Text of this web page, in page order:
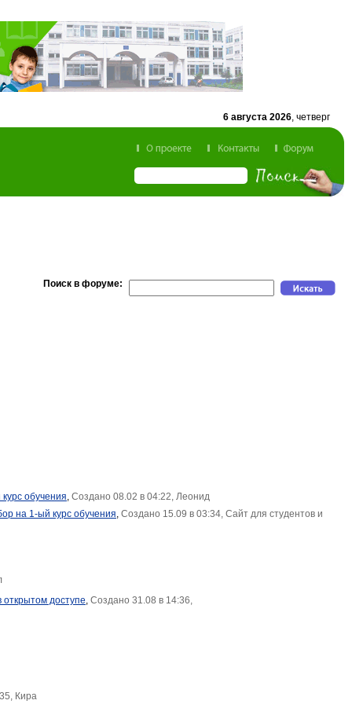
6 августа 2026, четверг
Поиск в форуме:
обучения, Создано 08.02 в 04:22, Леонид
на 1-ый курс обучения, Создано 15.09 в 03:34, Сайт для студентов и
доступе, Создано 31.08 в 14:36,
Кира